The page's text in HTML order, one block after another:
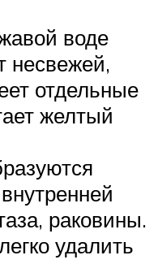
воде
несвежей,
отдельные
желтый
раковины.
удалить